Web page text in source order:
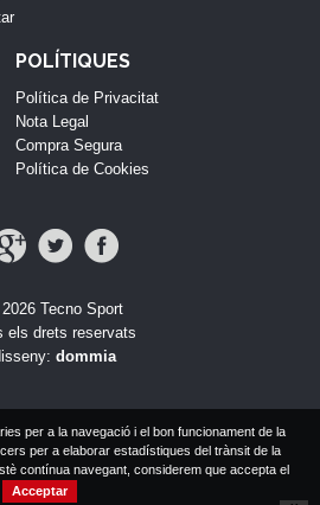
POLÍTIQUES
Política de Privacitat
Nota Legal
Compra Segura
Política de Cookies
Tecno Sport
els drets reservats
dommia
per a la navegació i el bon funcionament de la
per a elaborar estadístiques del trànsit de la
contínua navegant, considerem que accepta el
Acceptar